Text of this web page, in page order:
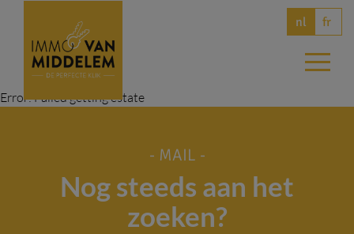
nl fr
Error: Failed getting estate
- MAIL -
Nog steeds aan het
zoeken?